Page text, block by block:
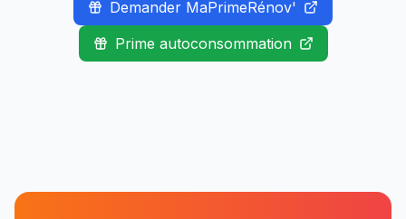
Demander MaPrimeRénov'
Prime autoconsommation